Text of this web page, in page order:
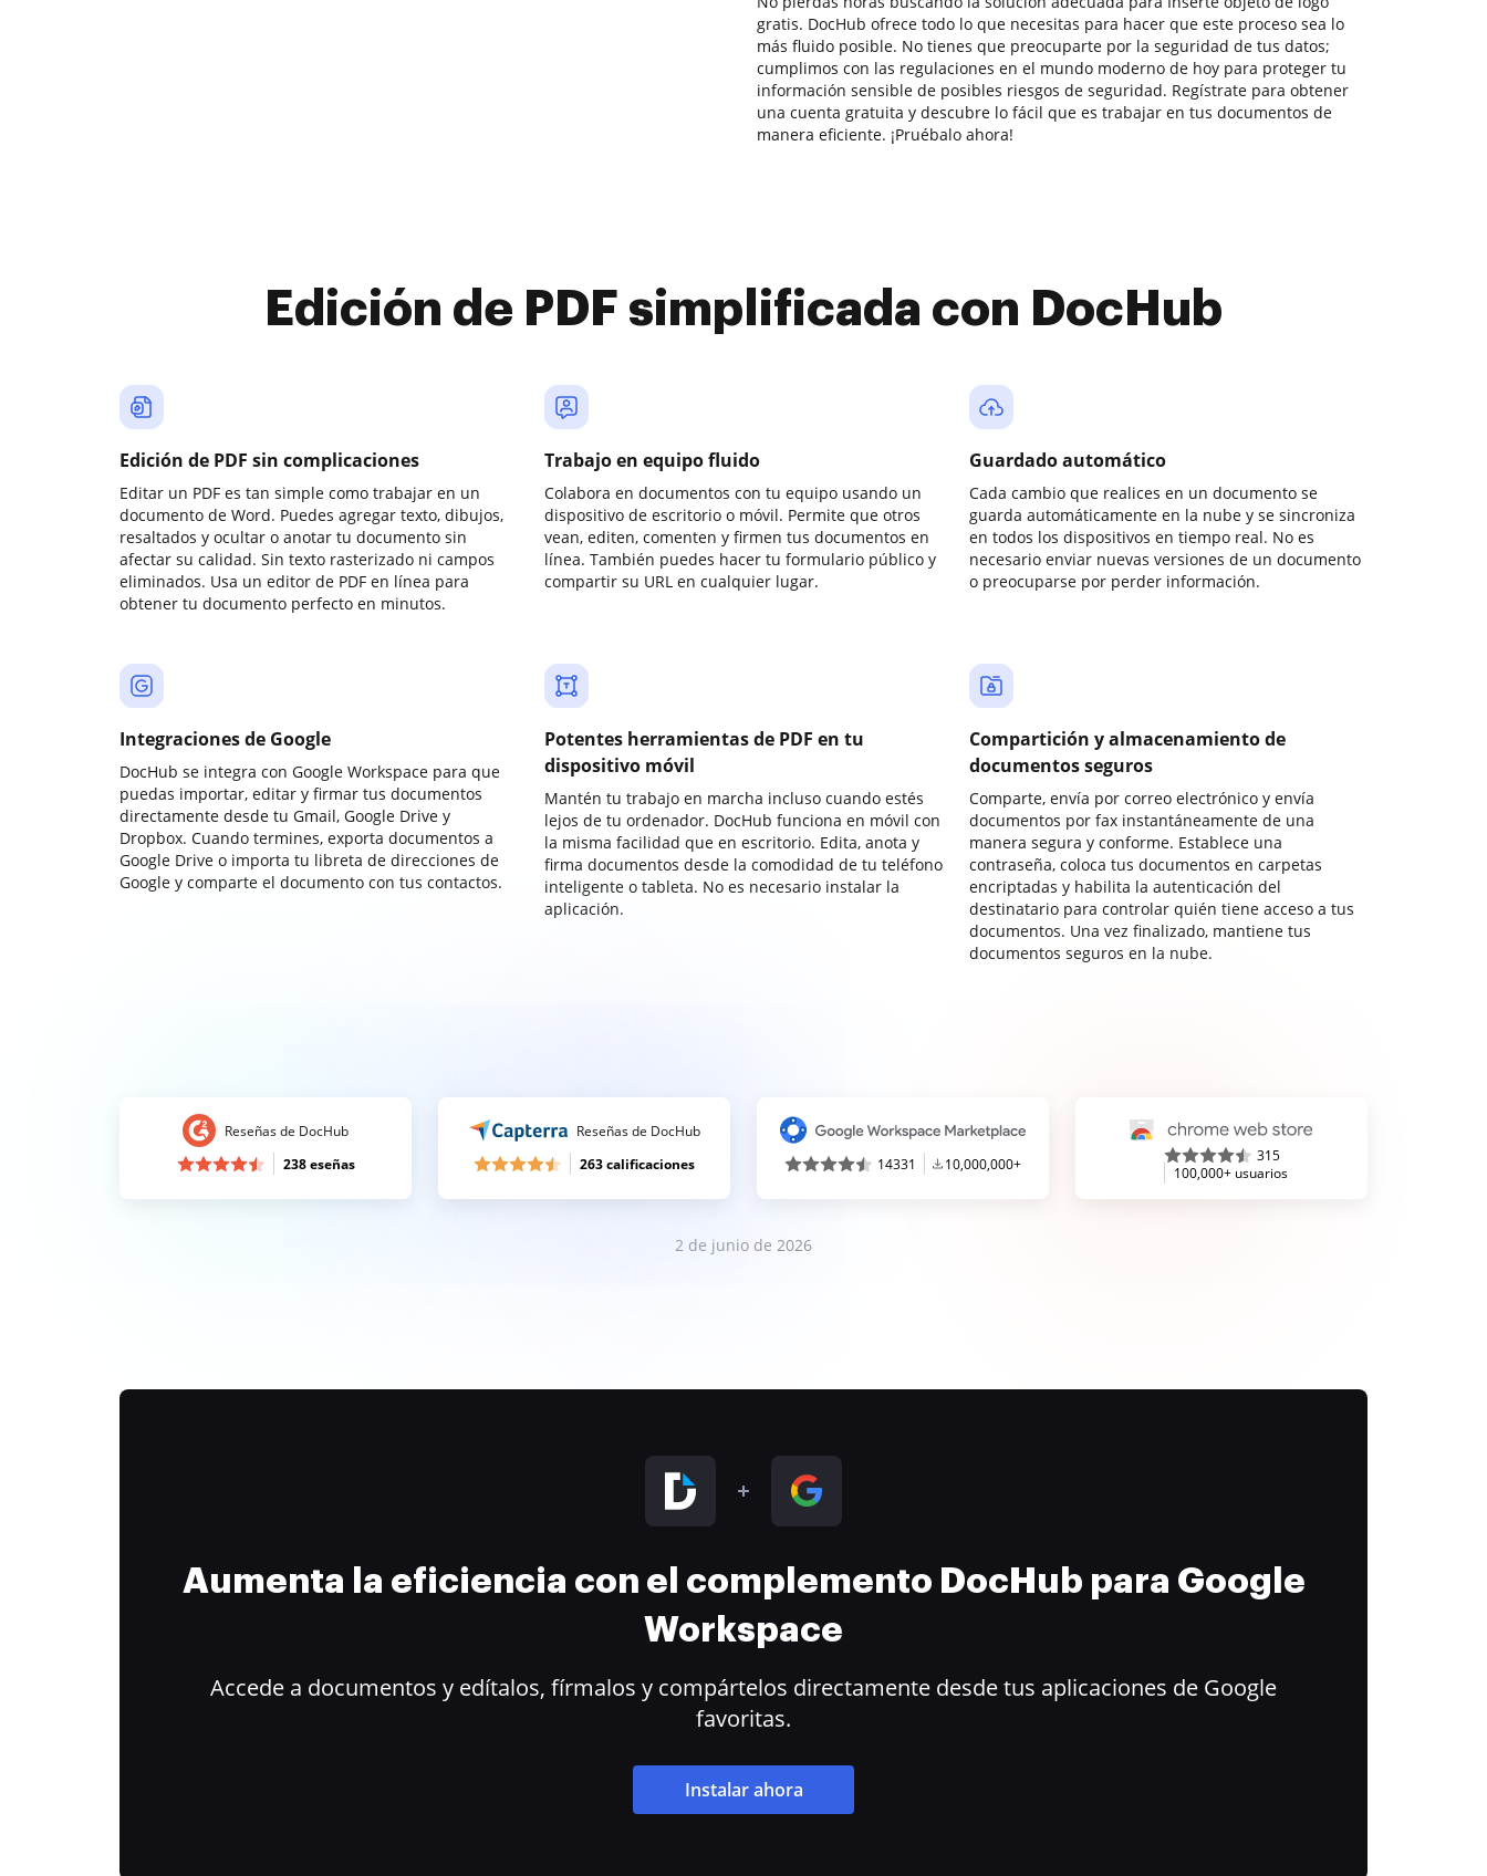
gratis. DocHub ofrece todo lo que necesitas para hacer que este proceso sea lo
más fluido posible. No tienes que preocuparte por la seguridad de tus datos;
cumplimos con las regulaciones en el mundo moderno de hoy para proteger tu
información sensible de posibles riesgos de seguridad. Regístrate para obtener
una cuenta gratuita y descubre lo fácil que es trabajar en tus documentos de
manera eficiente. ¡Pruébalo ahora!
Edición de PDF simplificada con DocHub
Edición de PDF sin complicaciones
Editar un PDF es tan simple como trabajar en un
documento de Word. Puedes agregar texto, dibujos,
resaltados y ocultar o anotar tu documento sin
afectar su calidad. Sin texto rasterizado ni campos
eliminados. Usa un editor de PDF en línea para
obtener tu documento perfecto en minutos.
Trabajo en equipo fluido
Colabora en documentos con tu equipo usando un
dispositivo de escritorio o móvil. Permite que otros
vean, editen, comenten y firmen tus documentos en
línea. También puedes hacer tu formulario público y
compartir su URL en cualquier lugar.
Guardado automático
Cada cambio que realices en un documento se
guarda automáticamente en la nube y se sincroniza
en todos los dispositivos en tiempo real. No es
necesario enviar nuevas versiones de un documento
o preocuparse por perder información.
Integraciones de Google
DocHub se integra con Google Workspace para que
puedas importar, editar y firmar tus documentos
directamente desde tu Gmail, Google Drive y
Dropbox. Cuando termines, exporta documentos a
Google Drive o importa tu libreta de direcciones de
Google y comparte el documento con tus contactos.
Potentes herramientas de PDF en tu
dispositivo móvil
Mantén tu trabajo en marcha incluso cuando estés
lejos de tu ordenador. DocHub funciona en móvil con
la misma facilidad que en escritorio. Edita, anota y
firma documentos desde la comodidad de tu teléfono
inteligente o tableta. No es necesario instalar la
aplicación.
Compartición y almacenamiento de
documentos seguros
Comparte, envía por correo electrónico y envía
documentos por fax instantáneamente de una
manera segura y conforme. Establece una
contraseña, coloca tus documentos en carpetas
encriptadas y habilita la autenticación del
destinatario para controlar quién tiene acceso a tus
documentos. Una vez finalizado, mantiene tus
documentos seguros en la nube.
Reseñas de DocHub
238 eseñas
Reseñas de DocHub
263 calificaciones
14331 10,000,000+
315
100,000+ usuarios
2 de junio de 2026
Aumenta la eficiencia con el complemento DocHub para Google
Workspace
Accede a documentos y edítalos, fírmalos y compártelos directamente desde tus aplicaciones de Google
favoritas.
Instalar ahora